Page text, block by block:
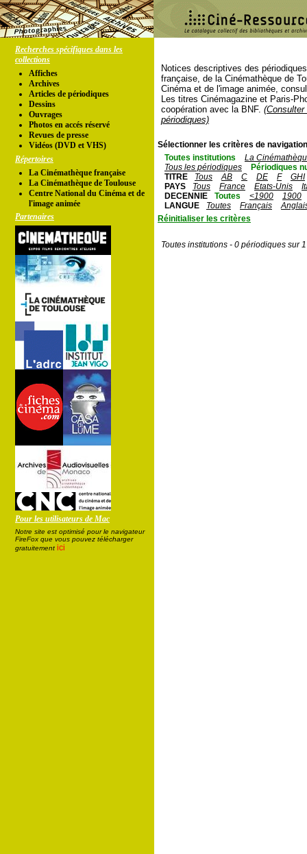
Recherches spécifiques dans les
collections
Affiches
Archives
Articles de périodiques
Dessins
Ouvrages
Photos en accés réservé
Revues de presse
Vidéos (DVD et VHS)
Répertoires
La Cinémathèque française
La Cinémathèque de Toulouse
Centre National du Cinéma et de
l'image animée
Partenaires
Pour les utilisateurs de Mac
Notre site est optimisé pour le navigateur
FireFox que vous pouvez télécharger
gratuitement ici
Notices descriptives des
française, de la Cinémathèque de
Cinéma et de l'image animée,
Les titres Cinémagazine et Paris-
coopération avec la BNF.
périodiques)
Sélectionner les critères de
Toutes institutions
La
Tous les périodiques
Périodiques
TITRE
Tous AB C DE F
GHI
PAYS
Tous France Etats-Unis
DECENNIE
Toutes <1900
1900
LANGUE
Toutes Français
Réinitialiser les critères
Toutes institutions - 0 périodiques sur